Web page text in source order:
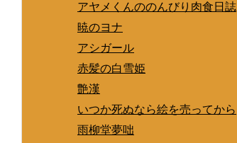
アヤメくんののんびり肉食日誌
暁のヨナ
アシガール
赤髪の白雪姫
艶漢
いつか死ぬなら絵を売ってから
雨柳堂夢咄